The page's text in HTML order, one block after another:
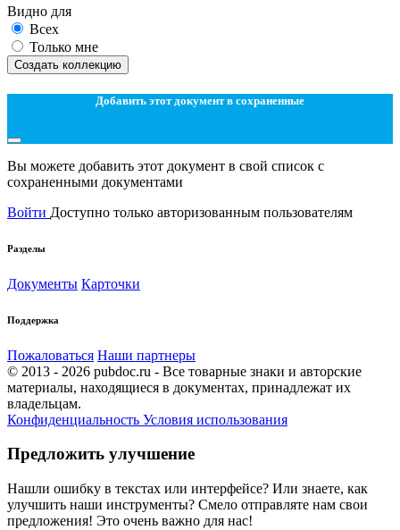
Видно для
Всех
Только мне
Создать коллекцию
Добавить этот документ в сохраненные
Вы можете добавить этот документ в свой список с
сохраненными документами
Войти Доступно только авторизованным пользователям
Разделы
Документы Карточки
Поддержка
Пожаловаться Наши партнеры
© 2013 - 2026 pubdoc.ru - Все товарные знаки и авторские
материалы, находящиеся в документах, принадлежат их
владельцам.
Конфиденциальность Условия использования
Предложить улучшение
Нашли ошибку в текстах или интерфейсе? Или знаете, как
улучшить наши инструменты? Смело отправляте нам свои
предложения! Это очень важно для нас!